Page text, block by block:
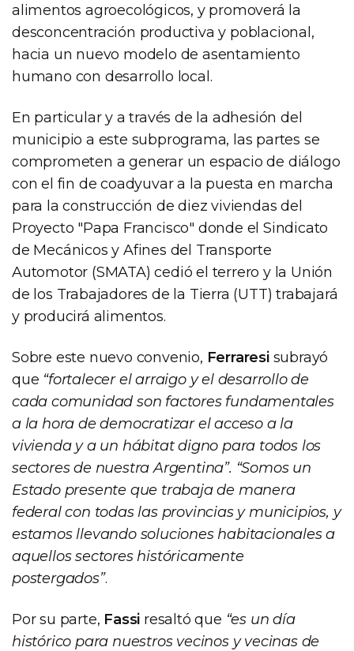
alimentos agroecológicos, y promoverá la
desconcentración productiva y poblacional,
hacia un nuevo modelo de asentamiento
humano con desarrollo local.
En particular y a través de la adhesión del
municipio a este subprograma, las partes se
comprometen a generar un espacio de diálogo
con el fin de coadyuvar a la puesta en marcha
para la construcción de diez viviendas del
Proyecto "Papa Francisco" donde el Sindicato
de Mecánicos y Afines del Transporte
Automotor (SMATA) cedió el terrero y la Unión
de los Trabajadores de la Tierra (UTT) trabajará
y producirá alimentos.
Sobre este nuevo convenio, Ferraresisubrayó
que “fortalecer el arraigo y el desarrollo de
cada comunidad son factores fundamentales
a la hora de democratizar el acceso a la
vivienda y a un hábitat digno para todos los
sectores de nuestra Argentina”. “Somos un
Estado presente que trabaja de manera
federal con todas las provincias y municipios, y
estamos llevando soluciones habitacionales a
aquellos sectores históricamente
postergados”.
Por su parte, Fassi resaltó que “es un día
histórico para nuestros vecinos y vecinas de